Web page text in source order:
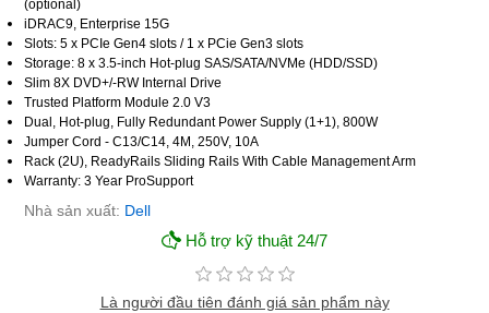
(optional)
iDRAC9, Enterprise 15G
Slots: 5 x PCIe Gen4 slots / 1 x PCie Gen3 slots
Storage: 8 x 3.5-inch Hot-plug SAS/SATA/NVMe (HDD/SSD)
Slim 8X DVD+/-RW Internal Drive
Trusted Platform Module 2.0 V3
Dual, Hot-plug, Fully Redundant Power Supply (1+1), 800W
Jumper Cord - C13/C14, 4M, 250V, 10A
Rack (2U), ReadyRails Sliding Rails With Cable Management Arm
Warranty: 3 Year ProSupport
Nhà sản xuất: Dell
Hỗ trợ kỹ thuật 24/7
Là người đầu tiên đánh giá sản phẩm này